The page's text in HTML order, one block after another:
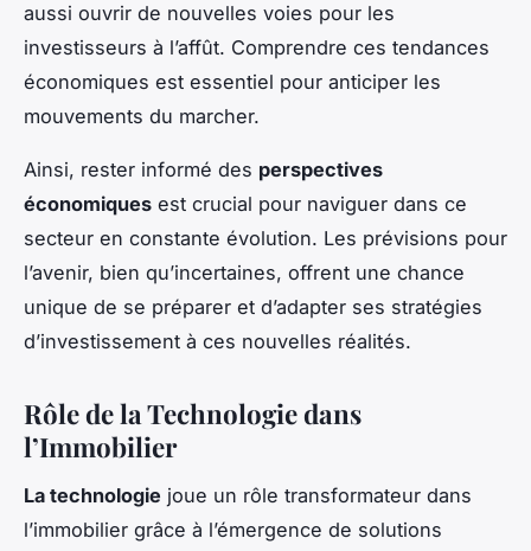
aussi ouvrir de nouvelles voies pour les
investisseurs à l’affût. Comprendre ces tendances
économiques est essentiel pour anticiper les
mouvements du marcher.
Ainsi, rester informé des perspectives
économiques est crucial pour naviguer dans ce
secteur en constante évolution. Les prévisions pour
l’avenir, bien qu’incertaines, offrent une chance
unique de se préparer et d’adapter ses stratégies
d’investissement à ces nouvelles réalités.
Rôle de la Technologie dans
l’Immobilier
La technologie joue un rôle transformateur dans
l’immobilier grâce à l’émergence de solutions